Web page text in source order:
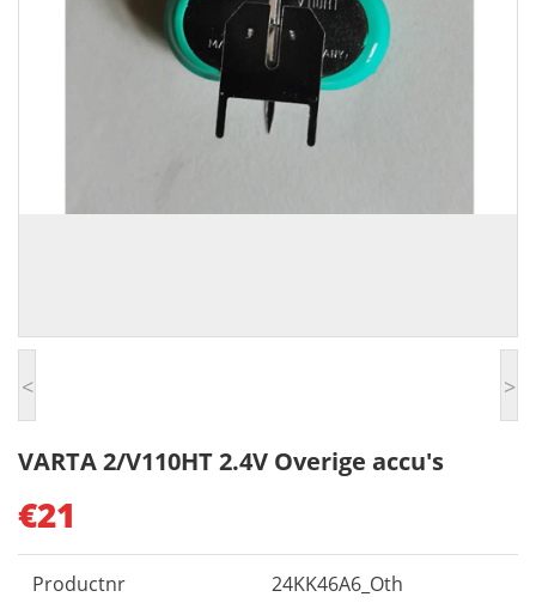
< >
VARTA 2/V110HT 2.4V Overige accu's
€21
Productnr 24KK46A6_Oth